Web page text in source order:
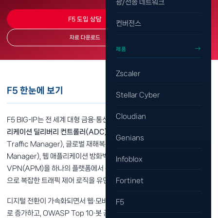
광/전송 네트워크
컨버전스
제품
Zscaler
Stellar Cyber
Cloudian
Genians
Infoblox
Fortinet
F5
F5 도입 상담
자료 다운로드
F5 한눈에 보기
F5 BIG-IP는 전 세계 대형 금융·통신·공공기관이 표준으로 사용하는
리케이션 딜리버리 컨트롤러(ADC)
Traffic Manager), 글로벌 재해복구용 DNS(Global Traffic
Manager), 웹 애플리케이션 방화벽(Advanced WAF), SSL-
VPN(APM)을 하나의 플랫폼에서 통합 제공하며, iRules 기반 스크립팅
으로 복잡한 트래픽 제어 로직을 유연하게 구현할 수 있습니다.
디지털 전환이 가속화되면서 웹·모바일 서비스의 트래픽은 기하급수적으
로 증가하고, OWASP Top 10·봇 공격·API 악용 같은 애플리케이션 계층